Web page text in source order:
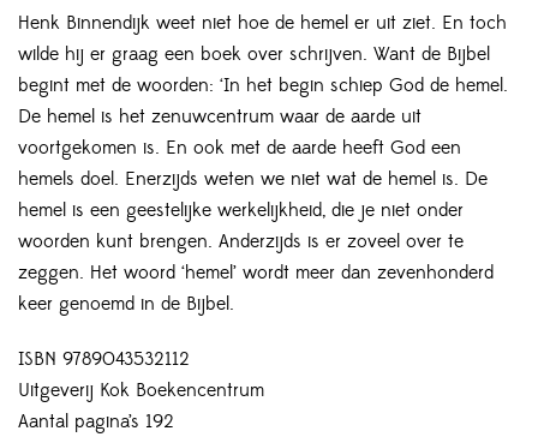
Henk Binnendijk weet niet hoe de hemel er uit ziet. En toch
wilde hij er graag een boek over schrijven. Want de Bijbel
begint met de woorden: ‘In het begin schiep God de hemel.
De hemel is het zenuwcentrum waar de aarde uit
voortgekomen is. En ook met de aarde heeft God een
hemels doel. Enerzijds weten we niet wat de hemel is. De
hemel is een geestelijke werkelijkheid, die je niet onder
woorden kunt brengen. Anderzijds is er zoveel over te
zeggen. Het woord ‘hemel’ wordt meer dan zevenhonderd
keer genoemd in de Bijbel.
ISBN 9789043532112
Uitgeverij Kok Boekencentrum
Aantal pagina’s 192